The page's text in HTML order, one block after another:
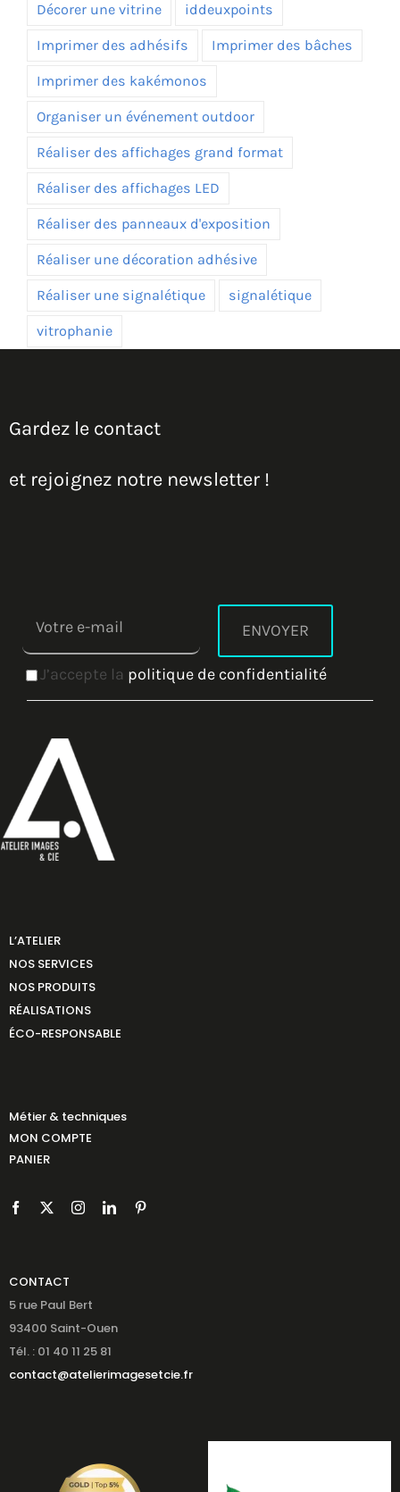
Décorer une vitrine iddeuxpoints
Imprimer des adhésifs Imprimer des bâches
Imprimer des kakémonos
Organiser un événement outdoor
Réaliser des affichages grand format
Réaliser des affichages LED
Réaliser des panneaux d'exposition
Réaliser une décoration adhésive
Réaliser une signalétique signalétique
vitrophanie
Gardez le contact
et rejoignez notre newsletter !
J’accepte la politique de confidentialité
L’ATELIER
NOS SERVICES
NOS PRODUITS
RÉALISATIONS
ÉCO-RESPONSABLE
Métier & techniques
MON COMPTE
PANIER
CONTACT
5 rue Paul Bert
93400 Saint-Ouen
Tél. : 01 40 11 25 81
contact@atelierimagesetcie.fr